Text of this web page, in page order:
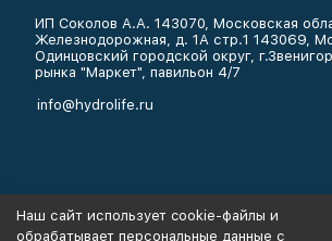
ИП Соколов А.А. 143070, Московская
Железнодорожная, д. 1А стр.1 143069,
Одинцовский городской округ,
рынка "Маркет", павильон 4/7
info@hydrolife.ru
Наш сайт использует cookie-файлы и
обрабатывает персональные данные с